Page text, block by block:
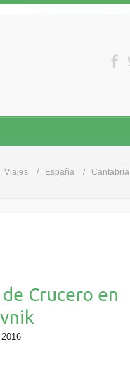
Viajes España Cantabria
de Crucero en